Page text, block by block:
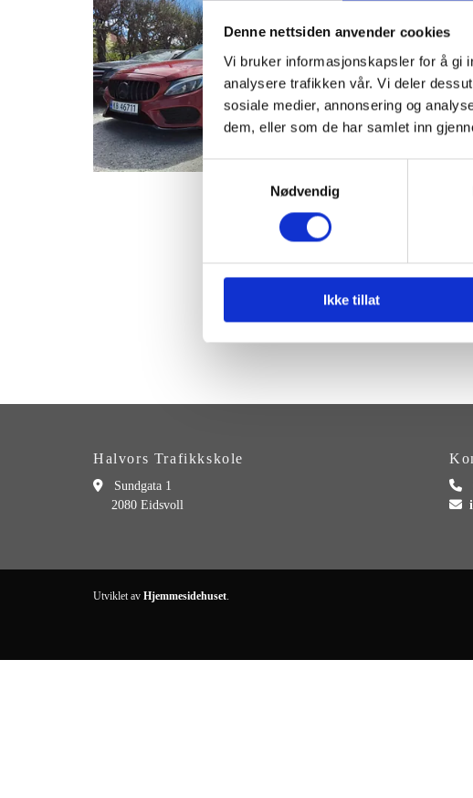
Denne nettsiden anvender cookies
Vi bruker informasjonskapsler for å gi
analysere trafikken vår. Vi deler
sosiale medier, annonsering og
dem, eller som de har samlet inn
Samtykkevalg
Nødvendig
Ikke tillat
Halvors Trafikkskole
 Sundgata 1
2080 Eidsvoll


Utviklet av Hjemmesidehuset